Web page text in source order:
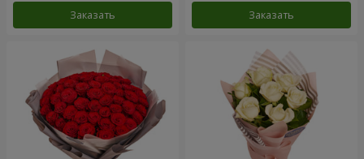
Заказать Заказать